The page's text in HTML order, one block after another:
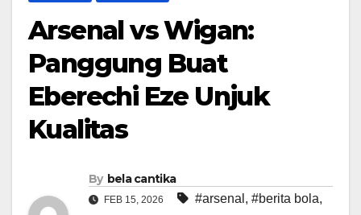
Arsenal vs Wigan:
Panggung Buat
Eberechi Eze Unjuk
Kualitas
By bela cantika
FEB 15, 2026 #arsenal , #berita bola,